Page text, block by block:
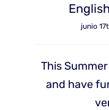
junio
This
and have